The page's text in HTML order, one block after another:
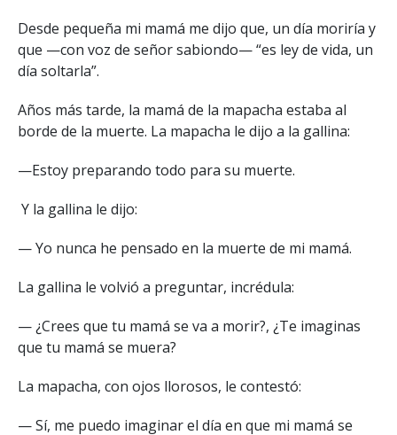
Desde pequeña mi mamá me dijo que, un día moriría y
que —con voz de señor sabiondo— “es ley de vida, un
día soltarla”.
Años más tarde, la mamá de la mapacha estaba al
borde de la muerte. La mapacha le dijo a la gallina:
—Estoy preparando todo para su muerte.
Y la gallina le dijo:
— Yo nunca he pensado en la muerte de mi mamá.
La gallina le volvió a preguntar, incrédula:
— ¿Crees que tu mamá se va a morir?, ¿Te imaginas
que tu mamá se muera?
La mapacha, con ojos llorosos, le contestó:
— Sí, me puedo imaginar el día en que mi mamá se